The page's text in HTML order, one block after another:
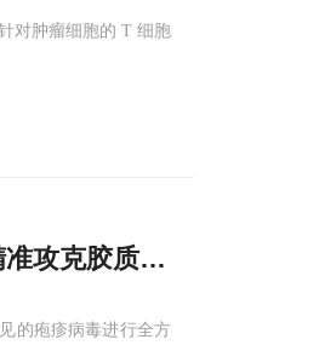
对肿瘤细胞的 T 细胞
攻克胶质母细胞
的疱疹病毒进行全方